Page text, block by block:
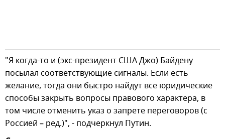
"Я когда-то и (экс-президент США Джо) Байдену
посылал соответствующие сигналы. Если есть
желание, тогда они быстро найдут все юридические
способы закрыть вопросы правового характера, в
том числе отменить указ о запрете переговоров (с
Россией – ред.)", - подчеркнул Путин.